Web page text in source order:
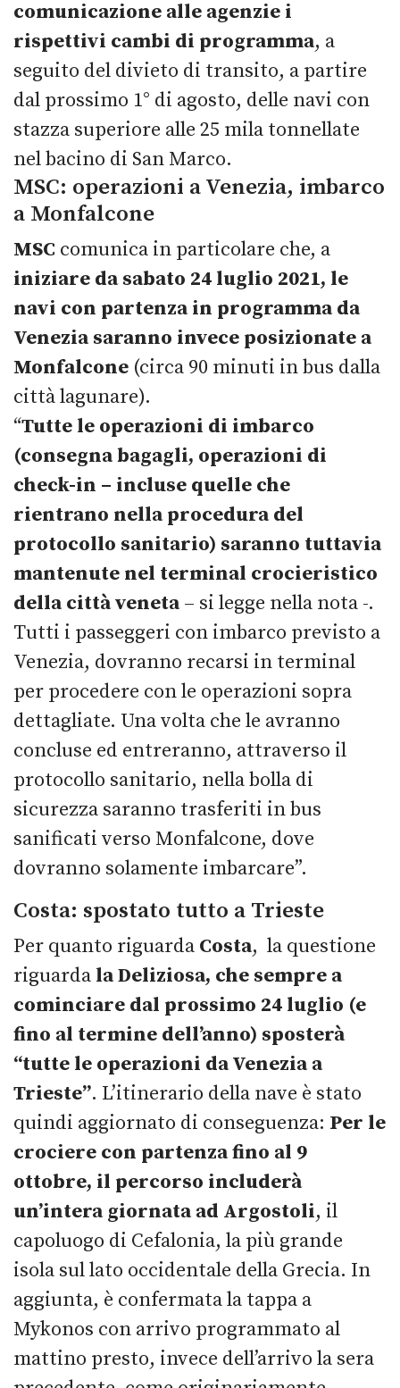
comunicazione alle agenzie i
rispettivi cambi di programma, a
seguito del divieto di transito, a partire
dal prossimo 1° di agosto, delle navi con
stazza superiore alle 25 mila tonnellate
nel bacino di San Marco.
MSC: operazioni a Venezia, imbarco
a Monfalcone
MSC comunica in particolare che, a
iniziare da sabato 24 luglio 2021, le
navi con partenza in programma da
Venezia saranno invece posizionate a
Monfalcone (circa 90 minuti in bus dalla
città lagunare).
“Tutte le operazioni di imbarco
(consegna bagagli, operazioni di
check-in – incluse quelle che
rientrano nella procedura del
protocollo sanitario) saranno tuttavia
mantenute nel terminal crocieristico
della città veneta– si legge nella nota -.
Tutti i passeggeri con imbarco previsto a
Venezia, dovranno recarsi in terminal
per procedere con le operazioni sopra
dettagliate. Una volta che le avranno
concluse ed entreranno, attraverso il
protocollo sanitario, nella bolla di
sicurezza saranno trasferiti in bus
sanificati verso Monfalcone, dove
dovranno solamente imbarcare”.
Costa: spostato tutto a Trieste
Per quanto riguarda Costa, la questione
riguarda la Deliziosa, che sempre a
cominciare dal prossimo 24 luglio (e
fino al termine dell’anno) sposterà
“tutte le operazioni da Venezia a
Trieste”. L’itinerario della nave è stato
quindi aggiornato di conseguenza: Per le
crociere con partenza fino al 9
ottobre, il percorso includerà
un’intera giornata ad Argostoli, il
capoluogo di Cefalonia, la più grande
isola sul lato occidentale della Grecia. In
aggiunta, è confermata la tappa a
Mykonos con arrivo programmato al
mattino presto, invece dell’arrivo la sera